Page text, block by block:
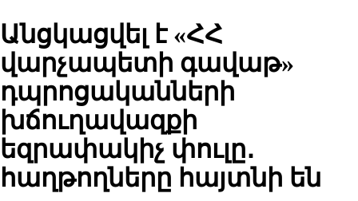
Անցկացվել է «ՀՀ
վարչապետի գավաթ»
դպրոցականների
խճուղավազքի
եզրափակիչ փուլը․
հաղթողները հայտնի են